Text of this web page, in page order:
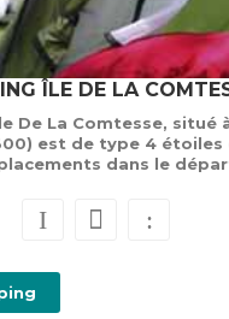
ÎLE DE LA
De La Comtesse, situé
est de type 4
dans le